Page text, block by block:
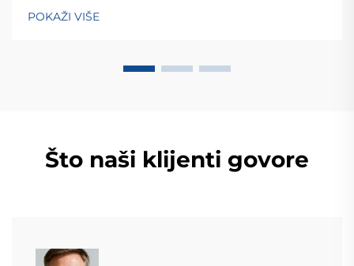
zemalja. Otkrijte njihova inteligentna rješenja za
tehtanjezažali globalnu konsultaciju OEM/ODM-a još
POKAŽI VIŠE
Što naši klijenti govore